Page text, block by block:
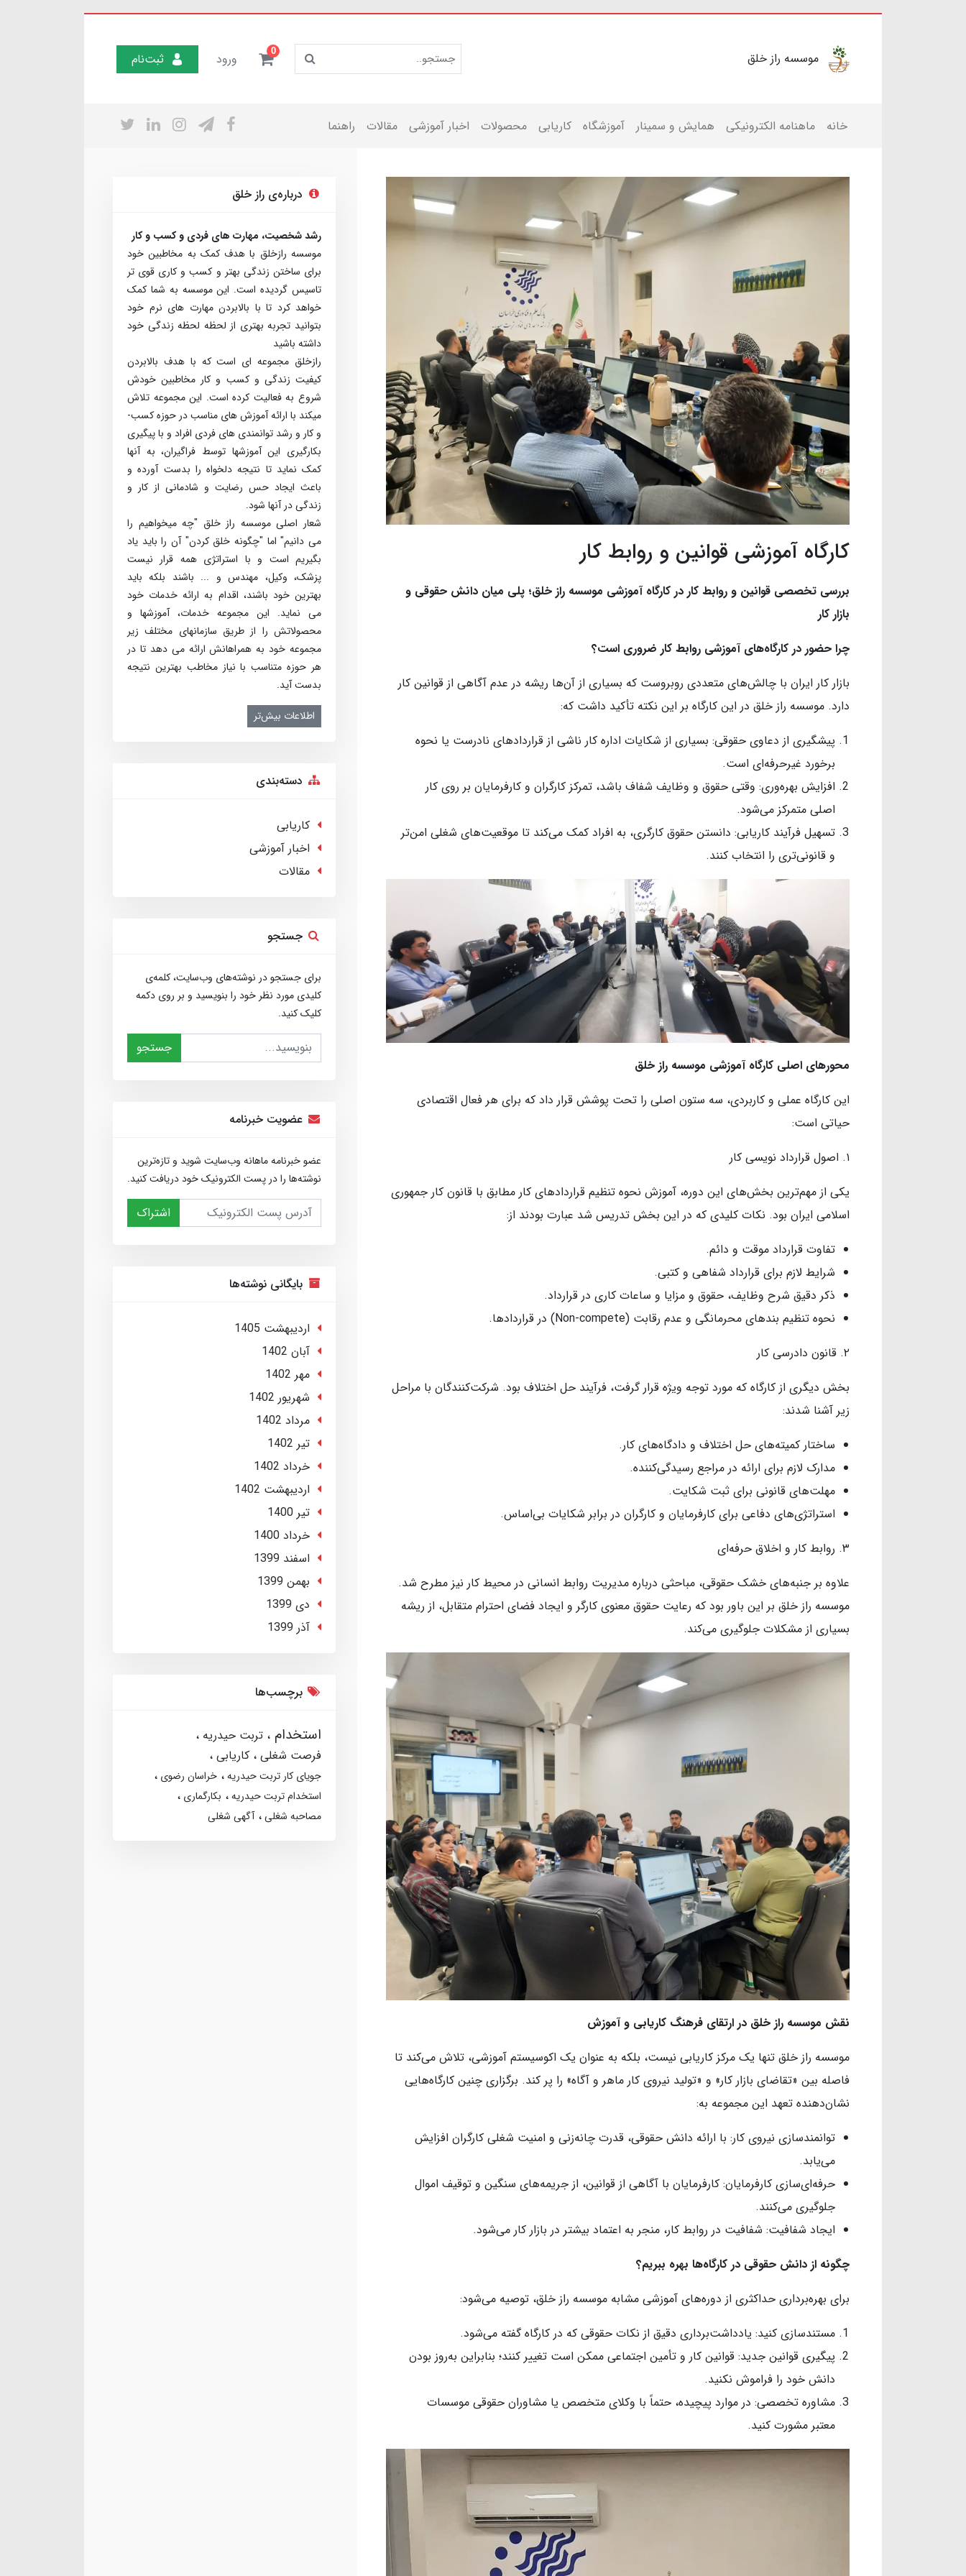
موسسه راز خلق 0 ورود ثبت‌نام
خانه ماهنامه الکترونیکی همایش و سمینار آموزشگاه کاریابی محصولات اخبار آموزشی مقالات راهنما
کارگاه آموزشی قوانین و روابط کار
بررسی تخصصی قوانین و روابط کار در کارگاه آموزشی موسسه راز خلق؛ پلی میان دانش حقوقی و
بازار کار
چرا حضور در کارگاه‌های آموزشی روابط کار ضروری است؟
بازار کار ایران با چالش‌های متعددی روبروست که بسیاری از آن‌ها ریشه در عدم آگاهی از قوانین کار
دارد. موسسه راز خلق در این کارگاه بر این نکته تأکید داشت که:
پیشگیری از دعاوی حقوقی: بسیاری از شکایات اداره کار ناشی از قراردادهای نادرست یا نحوه
برخورد غیرحرفه‌ای است.
افزایش بهره‌وری: وقتی حقوق و وظایف شفاف باشد، تمرکز کارگران و کارفرمایان بر روی کار
اصلی متمرکز می‌شود.
تسهیل فرآیند کاریابی: دانستن حقوق کارگری، به افراد کمک می‌کند تا موقعیت‌های شغلی امن‌تر
و قانونی‌تری را انتخاب کنند.
محورهای اصلی کارگاه آموزشی موسسه راز خلق
این کارگاه عملی و کاربردی، سه ستون اصلی را تحت پوشش قرار داد که برای هر فعال اقتصادی
حیاتی است:
۱. اصول قرارداد نویسی کار
یکی از مهم‌ترین بخش‌های این دوره، آموزش نحوه تنظیم قراردادهای کار مطابق با قانون کار جمهوری
اسلامی ایران بود. نکات کلیدی که در این بخش تدریس شد عبارت بودند از:
تفاوت قرارداد موقت و دائم.
شرایط لازم برای قرارداد شفاهی و کتبی.
ذکر دقیق شرح وظایف، حقوق و مزایا و ساعات کاری در قرارداد.
نحوه تنظیم بندهای محرمانگی و عدم رقابت (Non-compete) در قراردادها.
۲. قانون دادرسی کار
بخش دیگری از کارگاه که مورد توجه ویژه قرار گرفت، فرآیند حل اختلاف بود. شرکت‌کنندگان با مراحل
زیر آشنا شدند:
ساختار کمیته‌های حل اختلاف و دادگاه‌های کار.
مدارک لازم برای ارائه در مراجع رسیدگی‌کننده.
مهلت‌های قانونی برای ثبت شکایت.
استراتژی‌های دفاعی برای کارفرمایان و کارگران در برابر شکایات بی‌اساس.
۳. روابط کار و اخلاق حرفه‌ای
علاوه بر جنبه‌های خشک حقوقی، مباحثی درباره مدیریت روابط انسانی در محیط کار نیز مطرح شد.
موسسه راز خلق بر این باور بود که رعایت حقوق معنوی کارگر و ایجاد فضای احترام متقابل، از ریشه
بسیاری از مشکلات جلوگیری می‌کند.
نقش موسسه راز خلق در ارتقای فرهنگ کاریابی و آموزش
موسسه راز خلق تنها یک مرکز کاریابی نیست، بلکه به عنوان یک اکوسیستم آموزشی، تلاش می‌کند تا
فاصله بین «تقاضای بازار کار» و «تولید نیروی کار ماهر و آگاه» را پر کند. برگزاری چنین کارگاه‌هایی
نشان‌دهنده تعهد این مجموعه به:
توانمندسازی نیروی کار: با ارائه دانش حقوقی، قدرت چانه‌زنی و امنیت شغلی کارگران افزایش
می‌یابد.
حرفه‌ای‌سازی کارفرمایان: کارفرمایان با آگاهی از قوانین، از جریمه‌های سنگین و توقیف اموال
جلوگیری می‌کنند.
ایجاد شفافیت: شفافیت در روابط کار، منجر به اعتماد بیشتر در بازار کار می‌شود.
چگونه از دانش حقوقی در کارگاه‌ها بهره ببریم؟
برای بهره‌برداری حداکثری از دوره‌های آموزشی مشابه موسسه راز خلق، توصیه می‌شود:
مستندسازی کنید: یادداشت‌برداری دقیق از نکات حقوقی که در کارگاه گفته می‌شود.
پیگیری قوانین جدید: قوانین کار و تأمین اجتماعی ممکن است تغییر کنند؛ بنابراین به‌روز بودن
دانش خود را فراموش نکنید.
مشاوره تخصصی: در موارد پیچیده، حتماً با وکلای متخصص یا مشاوران حقوقی موسسات
معتبر مشورت کنید.
درباره‌ی راز خلق
رشد شخصیت، مهارت های فردی و کسب و کار
موسسه رازخلق با هدف کمک به مخاطبین خود
برای ساختن زندگی بهتر و کسب و کاری قوی تر
تاسیس گردیده است. این موسسه به شما کمک
خواهد کرد تا با بالابردن مهارت های نرم خود
بتوانید تجربه بهتری از لحظه لحظه زندگی خود
داشته باشید
راز­خلق مجموعه­ ای است که با هدف بالابردن
کیفیت زندگی و کسب ­و ­کار مخاطبین خودش
شروع به فعالیت کرده است. این مجموعه تلاش
می­کند با ارائه آموزش­ های مناسب در حوزه کسب­
و کار و رشد توانمندی ­های فردی افراد و با پیگیری
بکارگیری این آموزش­ها توسط فراگیران، به آنها
کمک نماید تا نتیجه دلخواه را بدست آورده و
باعث ایجاد حس رضایت و شادمانی از کار و
زندگی در آنها شود.
شعار اصلی موسسه راز خلق "چه می­خواهیم را
می­ دانیم" اما "چگونه خلق کردن" آن را باید یاد
بگیریم است و با استراتژی همه قرار نیست
پزشک، وکیل، مهندس و ... باشند بلکه باید
بهترین خود باشند، اقدام به ارائه خدمات خود
می­ نماید. این مجموعه خدمات، آموزش­ها و
محصولاتش را از طریق سازمان­های مختلف زیر
مجموعه خود به همراهانش ارائه می­ دهد تا در
هر حوزه متناسب با نیاز مخاطب بهترین نتیجه
بدست آید.
اطلاعات بیش‌تر
دسته‌بندی
کاریابی
اخبار آموزشی
مقالات
جستجو
برای جستجو در نوشته‌های وب‌سایت، کلمه‌ی
کلیدی مورد نظر خود را بنویسید و بر روی دکمه
کلیک کنید.
جستجو
عضویت خبرنامه
عضو خبرنامه ماهانه وب‌سایت شوید و تازه‌ترین
نوشته‌ها را در پست الکترونیک خود دریافت کنید.
اشتراک
بایگانی نوشته‌ها
ارديبهشت 1405
آبان 1402
مهر 1402
شهریور 1402
مرداد 1402
تير 1402
خرداد 1402
ارديبهشت 1402
تير 1400
خرداد 1400
اسفند 1399
بهمن 1399
دی 1399
آذر 1399
برچسب‌ها
استخدام
تربت حیدریه
فرصت شغلی کاریابی
جویای کار تربت حیدریه
خراسان رضوی
استخدام تربت حیدریه
بکارگماری
مصاحبه شغلی
آگهی شغلی